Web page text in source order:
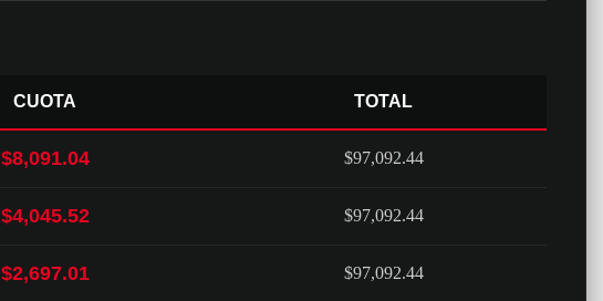
CUOTA TOTAL
$8,091.04 $97,092.44
$4,045.52 $97,092.44
$2,697.01 $97,092.44